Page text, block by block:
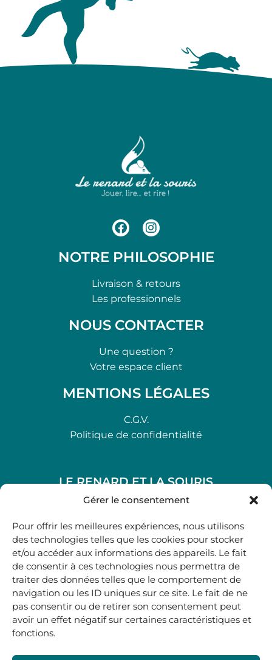
Gérer le consentement
Pour offrir les meilleures expériences, nous utilisons
des technologies telles que les cookies pour stocker
et/ou accéder aux informations des appareils. Le fait
de consentir à ces technologies nous permettra de
traiter des données telles que le comportement de
navigation ou les ID uniques sur ce site. Le fait de ne
pas consentir ou de retirer son consentement peut
avoir un effet négatif sur certaines caractéristiques et
fonctions.
NOTRE PHILOSOPHIE
Livraison & retours
Les professionnels
NOUS CONTACTER
Une question ?
Votre espace client
MENTIONS LÉGALES
C.G.V.
Politique de confidentialité
LE RENARD ET LA SOURIS
48, rue Maubec 33210 LANGON
05 40 41 37 18
.
MARDI AU SAMEDI
10H00-12H45 | 14H00 -19H00
boutique@lerenardetlasouris.com